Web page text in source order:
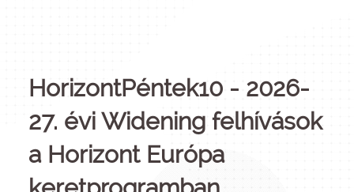
HorizontPéntek10 - 2026-
27. évi Widening felhívások
a Horizont Európa